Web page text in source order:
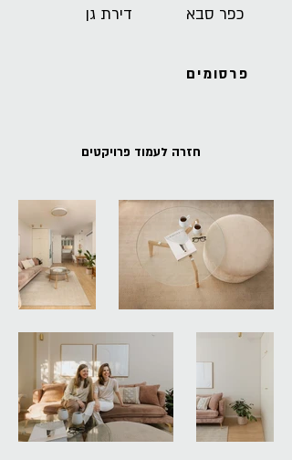
דירת גן כפר סבא
פרסומים
חזרה לעמוד פרויקטים